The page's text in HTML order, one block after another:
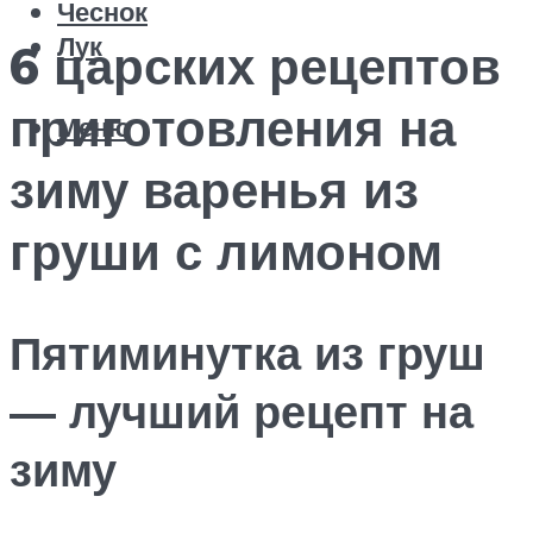
Чеснок
Лук
Меню
6 царских рецептов
приготовления на
зиму варенья из
груши с лимоном
Пятиминутка из груш
— лучший рецепт на
зиму